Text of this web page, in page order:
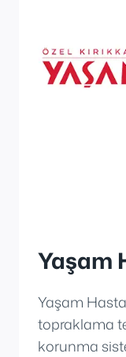
Yaşam
Yaşam
topraklama
korunma